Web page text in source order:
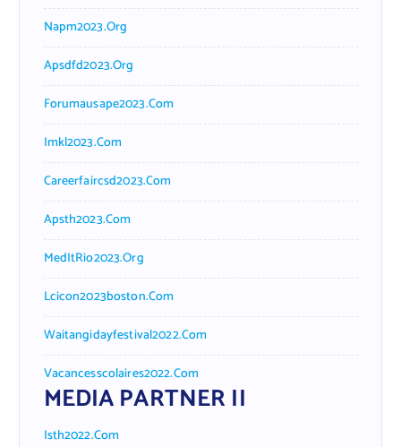
Napm2023.org
Apsdfd2023.org
Forumausape2023.com
Imkl2023.com
Careerfaircsd2023.com
Apsth2023.com
MedItRio2023.org
Lcicon2023boston.com
Waitangidayfestival2022.com
Vacancesscolaires2022.com
MEDIA PARTNER II
Isth2022.com